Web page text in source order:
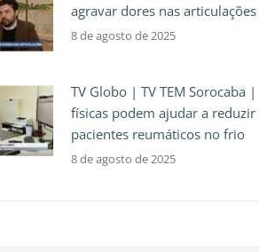
agravar dores nas articulações
8 de agosto de 2025
TV Globo | TV TEM Sorocaba
físicas podem ajudar a reduzir
pacientes reumáticos no frio
8 de agosto de 2025